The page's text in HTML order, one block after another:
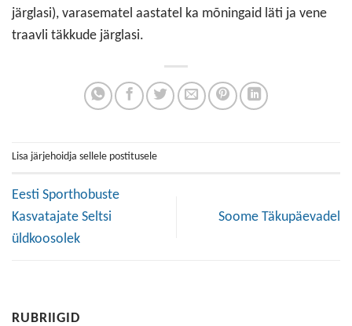
järglasi), varasematel aastatel ka mõningaid läti ja vene
traavli täkkude järglasi.
Lisa järjehoidja sellele postitusele
Eesti Sporthobuste
Kasvatajate Seltsi
üldkoosolek
Soome Täkupäevadel
RUBRIIGID